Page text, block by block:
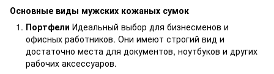
Основные виды мужских кожаных сумок
Портфели Идеальный выбор для бизнесменов и
офисных работников. Они имеют строгий вид и
достаточно места для документов, ноутбуков и других
рабочих аксессуаров.